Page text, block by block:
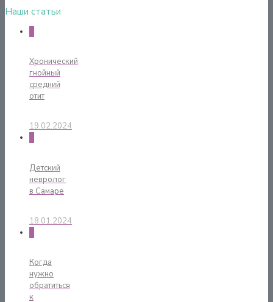
Наши статьи
Хронический
гнойный
средний
отит
19.02.2024
Детский
невролог
в Самаре
18.01.2024
Когда
нужно
обратиться
к